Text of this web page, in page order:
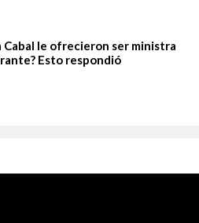
Cabal le ofrecieron ser ministra
Esto respondió